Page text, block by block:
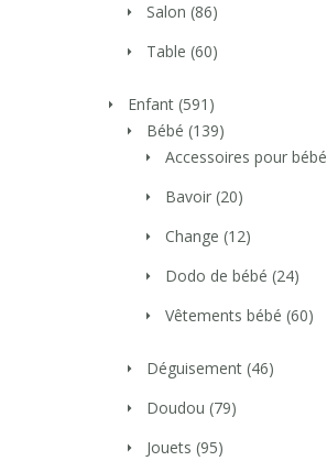
Salon (86)
Table (60)
Enfant (591)
Bébé (139)
Accessoires pour bébé
Bavoir (20)
Change (12)
Dodo de bébé (24)
Vêtements bébé (60)
Déguisement (46)
Doudou (79)
Jouets (95)